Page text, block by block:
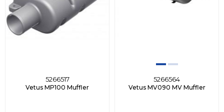
5266517
Vetus MP100 Muffler
5266564
Vetus MV090 MV Muffler